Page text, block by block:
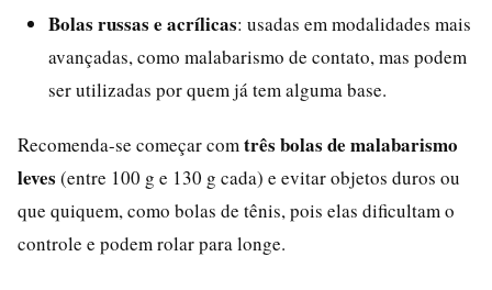
Bolas russas e acrílicas: usadas em modalidades mais
avançadas, como malabarismo de contato, mas podem
ser utilizadas por quem já tem alguma base.
Recomenda-se começar com três bolas de malabarismo
leves (entre 100 g e 130 g cada) e evitar objetos duros ou
que quiquem, como bolas de tênis, pois elas dificultam o
controle e podem rolar para longe.